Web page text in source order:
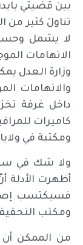
بين قضيتي
تناولَ كثير من
لا يشمل وحسب
الاتهامات
وزارة العدل
والاتهامات
داخل غرفة
كاميرات
ومكتبة في
ولا شك في
أظهرت الأدلة
فسيكتسب
ومكتب
من الممكن